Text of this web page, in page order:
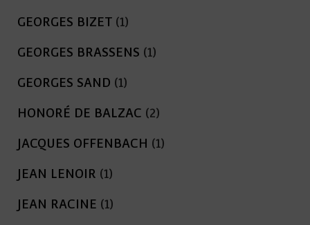
GEORGES BIZET(1)
GEORGES BRASSENS (1)
GEORGES SAND (1)
HONORÉ DE BALZAC (2)
JACQUES OFFENBACH (1)
JEAN LENOIR (1)
JEAN RACINE (1)